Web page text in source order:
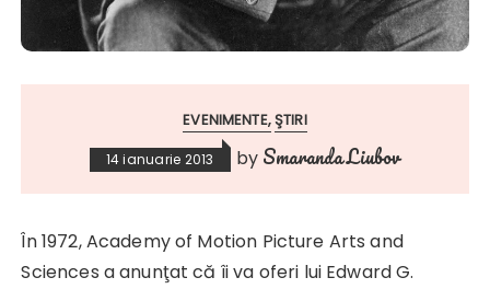
EVENIMENTE ŞTIRI
14 ianuarie 2013 by Smaranda Liubov
În 1972, Academy of Motion Picture Arts and
Sciences a anunţat că îi va oferi lui Edward G.